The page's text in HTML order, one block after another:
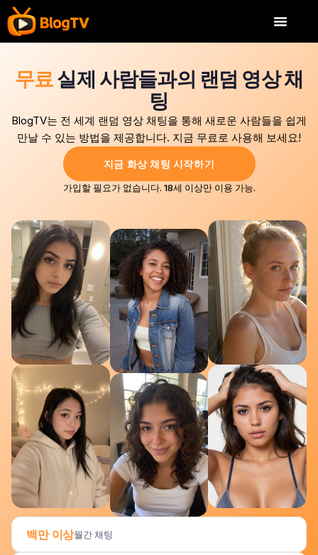
무료실제 사람들과의 랜덤 영상 채
팅
BlogTV는 전 세계 랜덤 영상 채팅을 통해 새로운 사람들을 쉽게
만날 수 있는 방법을 제공합니다. 지금 무료로 사용해 보세요!
지금 화상 채팅 시작하기
가입할 필요가 없습니다. 18세 이상만 이용 가능.
백만 이상월간 채팅